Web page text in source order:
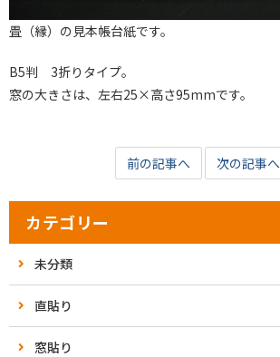
畳（縁）の見本帳台紙です。
B5判 3折りタイプ。
窓の大きさは、左右25×高さ95mmです。
前の記事へ 次の記事へ
カテゴリー
未分類
直貼り
窓貼り